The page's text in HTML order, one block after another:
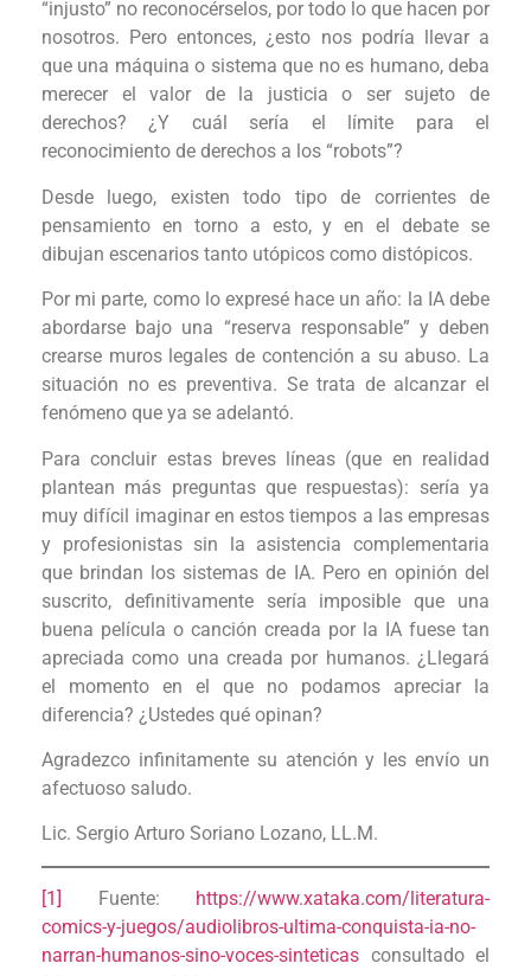
“injusto” no reconocérselos, por todo lo que hacen por
nosotros. Pero entonces, ¿esto nos podría llevar a
que una máquina o sistema que no es humano, deba
merecer el valor de la justicia o ser sujeto de
derechos? ¿Y cuál sería el límite para el
reconocimiento de derechos a los “robots”?
Desde luego, existen todo tipo de corrientes de
pensamiento en torno a esto, y en el debate se
dibujan escenarios tanto utópicos como distópicos.
Por mi parte, como lo expresé hace un año: la IA debe
abordarse bajo una “reserva responsable” y deben
crearse muros legales de contención a su abuso. La
situación no es preventiva. Se trata de alcanzar el
fenómeno que ya se adelantó.
Para concluir estas breves líneas (que en realidad
plantean más preguntas que respuestas): sería ya
muy difícil imaginar en estos tiempos a las empresas
y profesionistas sin la asistencia complementaria
que brindan los sistemas de IA. Pero en opinión del
suscrito, definitivamente sería imposible que una
buena película o canción creada por la IA fuese tan
apreciada como una creada por humanos. ¿Llegará
el momento en el que no podamos apreciar la
diferencia? ¿Ustedes qué opinan?
Agradezco infinitamente su atención y les envío un
afectuoso saludo.
Lic. Sergio Arturo Soriano Lozano, LL.M.
[1] Fuente: https://www.xataka.com/literatura-
comics-y-juegos/audiolibros-ultima-conquista-ia-no-
narran-humanos-sino-voces-sinteticas consultado el